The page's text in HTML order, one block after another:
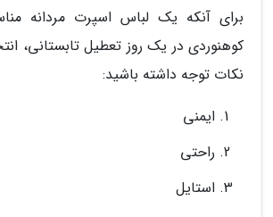
برای آنکه یک لباس اسپرت مردانه
کوهنوردی در یک روز تعطیل تابستانی،
نکات توجه داشته باشید:
ایمنی
راحتی
استایل